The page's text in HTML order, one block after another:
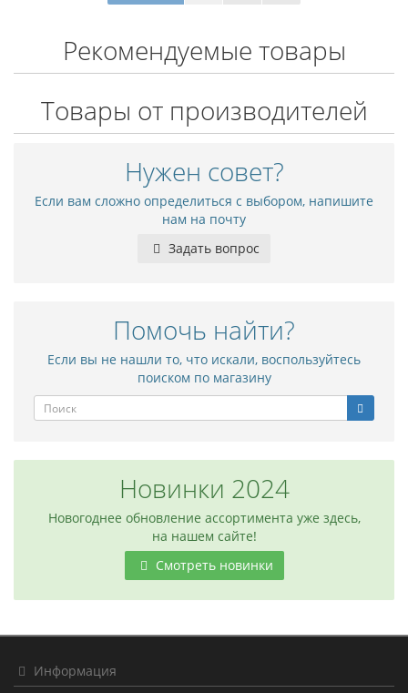
Рекомендуемые товары
Товары от производителей
Нужен совет?
Если вам сложно определиться с выбором, напишите
нам на почту
Задать вопрос
Помочь найти?
Если вы не нашли то, что искали, воспользуйтесь
поиском по магазину
Новинки 2024
Новогоднее обновление ассортимента уже здесь,
на нашем сайте!
Смотреть новинки
Информация